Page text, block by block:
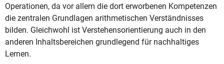
Operationen, da vor allem die dort erworbenen Kompetenzen
die zentralen Grundlagen arithmetischen Verständnisses
bilden. Gleichwohl ist Verstehensorientierung auch in den
anderen Inhaltsbereichen grundlegend für nachhaltiges
Lernen.